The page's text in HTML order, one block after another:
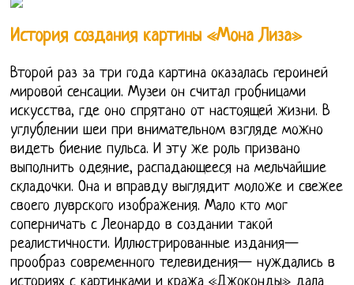
История создания картины «Мона Лиза»
Второй раз за три года картина оказалась героиней
мировой сенсации. Музеи он считал гробницами
искусства, где оно спрятано от настоящей жизни. В
углублении шеи при внимательном взгляде можно
видеть биение пульса. И эту же роль призвано
выполнить одеяние, распадающееся на мельчайшие
складочки. Она и вправду выглядит моложе и свежее
своего луврского изображения. Мало кто мог
соперничать с Леонардо в создании такой
реалистичности. Иллюстрированные издания—
прообраз современного телевидения— нуждались в